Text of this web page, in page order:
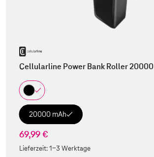
Cellularline Power Bank Roller 20000
20000 mAh
69,99 €
Lieferzeit:1-3 Werktage